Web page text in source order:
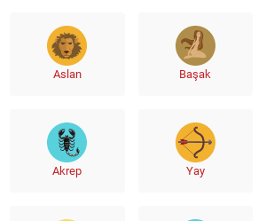
Aslan Başak
Akrep Yay